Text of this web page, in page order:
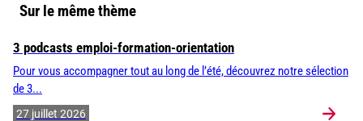
Sur le même thème
3 podcasts emploi-formation-orientation
Pour vous accompagner tout au long de l’été, découvrez notre sélection
de 3...
27 juillet 2026